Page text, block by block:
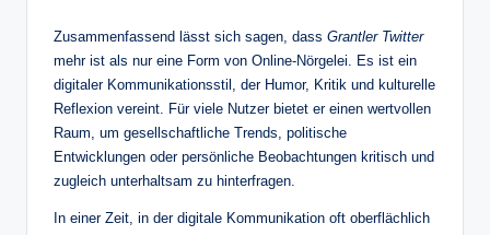
Zusammenfassend lässt sich sagen, dass Grantler Twitter
mehr ist als nur eine Form von Online‑Nörgelei. Es ist ein
digitaler Kommunikationsstil, der Humor, Kritik und kulturelle
Reflexion vereint. Für viele Nutzer bietet er einen wertvollen
Raum, um gesellschaftliche Trends, politische
Entwicklungen oder persönliche Beobachtungen kritisch und
zugleich unterhaltsam zu hinterfragen.
In einer Zeit, in der digitale Kommunikation oft oberflächlich